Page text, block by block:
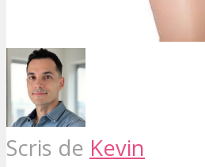
Scris de Kevin